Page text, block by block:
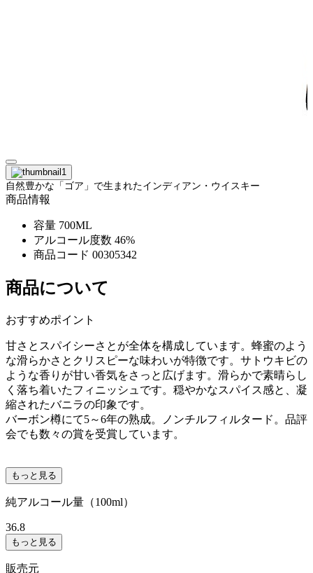
自然豊かな「ゴア」で生まれたインディアン・ウイスキー
商品情報
容量 700ML
アルコール度数 46%
商品コード 00305342
商品について
おすすめポイント
甘さとスパイシーさとが全体を構成しています。蜂蜜のよう
な滑らかさとクリスピーな味わいが特徴です。サトウキビの
ような香りが甘い香気をさっと広げます。滑らかで素晴らし
く落ち着いたフィニッシュです。穏やかなスパイス感と、凝
縮されたバニラの印象です。
バーボン樽にて5～6年の熟成。ノンチルフィルタード。品評
会でも数々の賞を受賞しています。
もっと見る
純アルコール量（100ml）
36.8
もっと見る
販売元